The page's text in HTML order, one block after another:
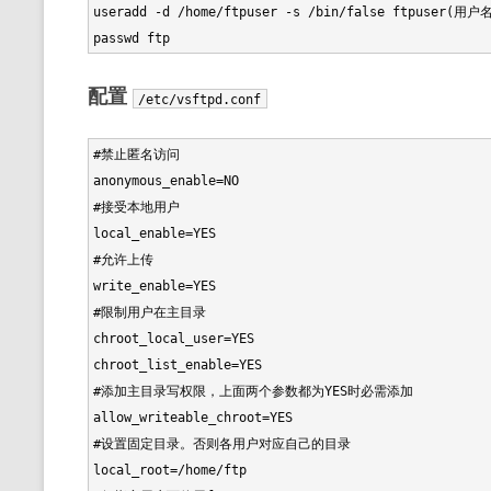
useradd -d /home/ftpuser -s /bin/false ftpuser(用户
配置 /etc/vsftpd.conf
#禁止匿名访问
anonymous_enable=NO
#接受本地用户
local_enable=YES
#允许上传
write_enable=YES
#限制用户在主目录
chroot_local_user=YES
chroot_list_enable=YES
#添加主目录写权限，上面两个参数都为YES时必需添加
allow_writeable_chroot=YES
#设置固定目录。否则各用户对应自己的目录
local_root=/home/ftp